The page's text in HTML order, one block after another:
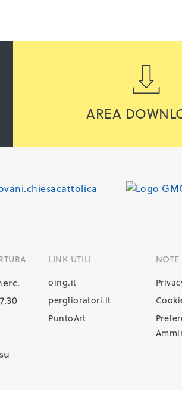
AREA
LINK UTILI
oing.it
perglioratori.it
PuntoArt